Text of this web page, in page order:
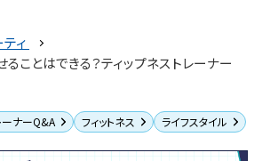
ィ
ことはできる？ティップネストレーナー
ーナーQ&A フィットネス ライフスタイル